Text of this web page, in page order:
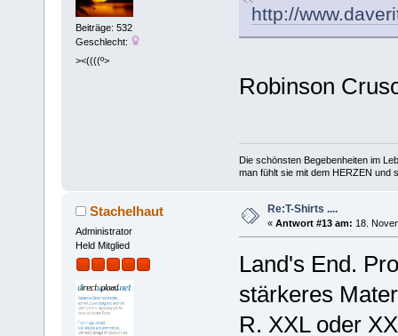
Beiträge: 532
Geschlecht:
><((((º>
http://
Robinson
Die schönsten Begebenheiten im
man fühlt sie mit dem HERZEN und
Stachelhaut
Administrator
Held Mitglied
Re:T-Shirts ....
« Antwort #13 am: 18.
Land's End.
stärkeres
R. XXL oder